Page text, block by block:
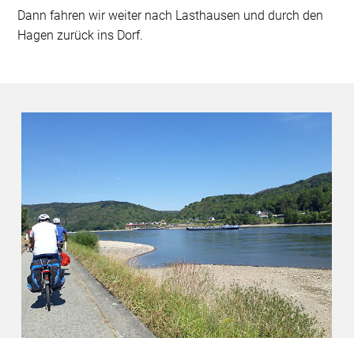
Dann fahren wir weiter nach Lasthausen und durch den
Hagen zurück ins Dorf.